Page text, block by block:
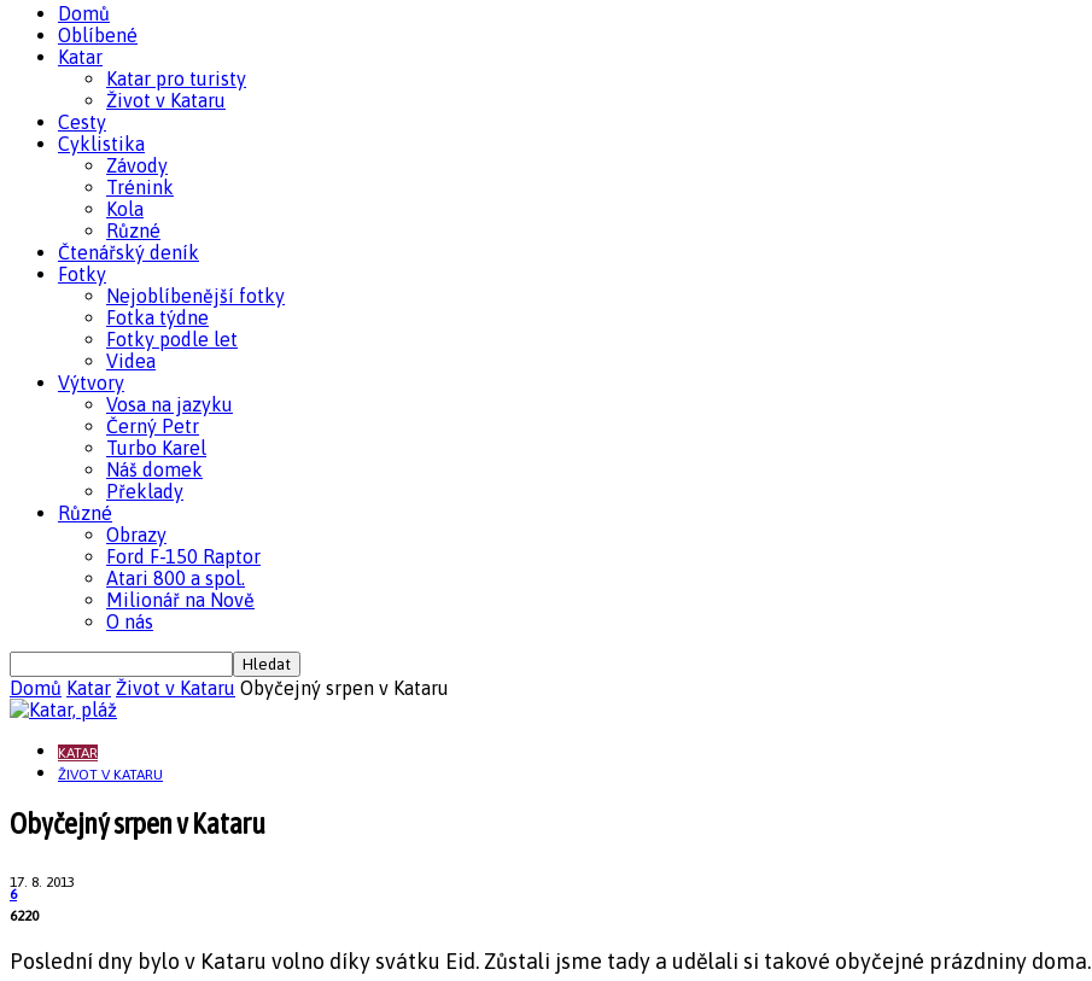
Domů
Oblíbené
Katar
Katar pro turisty
Život v Kataru
Cesty
Cyklistika
Závody
Trénink
Kola
Různé
Čtenářský deník
Fotky
Nejoblíbenější fotky
Fotka týdne
Fotky podle let
Videa
Výtvory
Vosa na jazyku
Černý Petr
Turbo Karel
Náš domek
Překlady
Různé
Obrazy
Ford F-150 Raptor
Atari 800 a spol.
Milionář na Nově
O nás
Domů Katar Život v Kataru Obyčejný srpen v Kataru
KATAR
ŽIVOT V KATARU
Obyčejný srpen v Kataru
17. 8. 2013
6
6220
Poslední dny bylo v Kataru volno díky svátku Eid. Zůstali jsme tady a udělali si takové obyčejné prázdniny doma.